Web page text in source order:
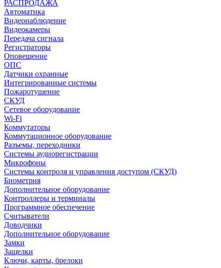
РАСПРОДАЖА
Автоматика
Видеонаблюдение
Видеокамеры
Передача сигнала
Регистраторы
Оповещение
ОПС
Датчики охранные
Интегрированные системы
Пожаротушение
СКУД
Сетевое оборудование
Wi-Fi
Коммутаторы
Коммутационное оборудование
Разъемы, переходники
Системы аудиорегистрации
Микрофоны
Системы контроля и управления доступом (СКУД)
Биометрия
Дополнительное оборудование
Контроллеры и терминалы
Программное обеспечение
Считыватели
Доводчики
Дополнительное оборудование
Замки
Защелки
Ключи, карты, брелоки